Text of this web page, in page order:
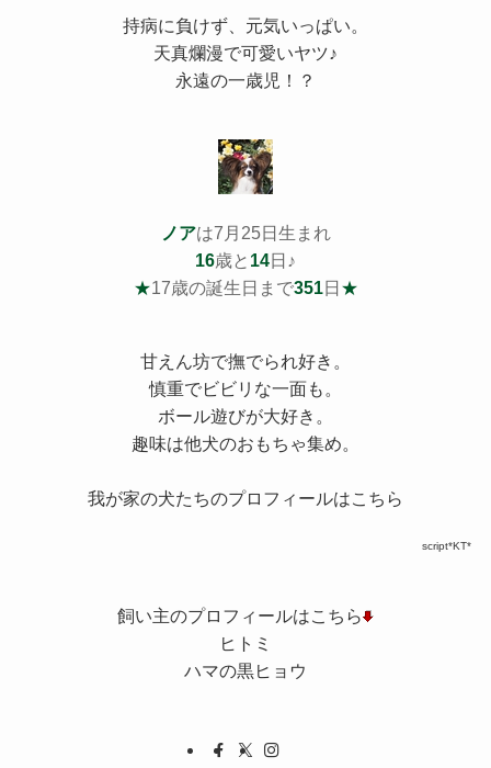
持病に負けず、元気いっぱい。
天真爛漫で可愛いヤツ♪
永遠の一歳児！？
ノアは7月25日生まれ
16歳と 14日♪
★17歳の誕生日まで351日 ★
甘えん坊で撫でられ好き。
慎重でビビリな一面も。
ボール遊びが大好き。
趣味は他犬のおもちゃ集め。
我が家の犬たちのプロフィールはこちら
script*KT*
飼い主のプロフィールはこちら
ヒトミ
ハマの黒ヒョウ